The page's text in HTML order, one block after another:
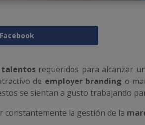
Facebook
requeridos para alcanzar
de employer branding o
se sientan a gusto trabajando
constantemente la gestión de la